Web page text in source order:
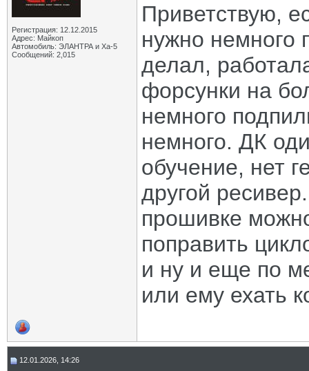
Регистрация: 12.12.2015
Адрес: Майкоп
Автомобиль: ЭЛАНТРА и Ха-5
Сообщений: 2,015
Приветствую,
нужно немного
делал,
форсунки на
немного
немного. ДК
обучение, нет
другой
прошивке
поправить
и ну и еще по
или ему ехать
12.01.2026, 14:26